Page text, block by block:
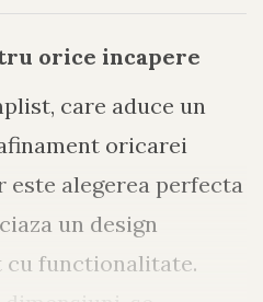
orice incapere
care aduce un
oricarei
este alegerea perfecta
un design
functionalitate.